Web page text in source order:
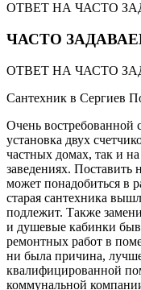
ОТВЕТ НА ЧАСТО
ЧАСТО
ОТВЕТ НА ЧАСТО
Сантехник в Сергиев
Очень востребованной
установка двух
частных домах, так и
заведениях. Поставить
может понадобиться в
старая сантехника
подлежит. Также
и душевые кабинки
ремонтных работ в
ни была причина, лучше
квалифицированной
коммунальной